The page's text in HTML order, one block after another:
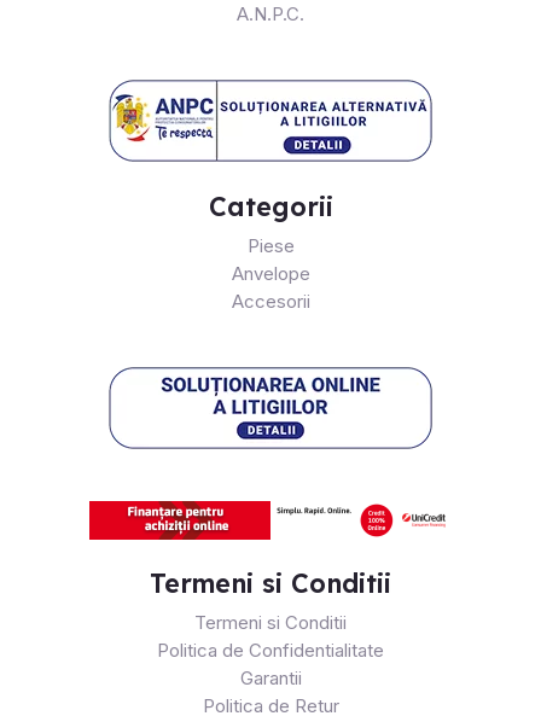
A.N.P.C.
Categorii
Piese
Anvelope
Accesorii
Termeni si Conditii
Termeni si Conditii
Politica de Confidentialitate
Garantii
Politica de Retur